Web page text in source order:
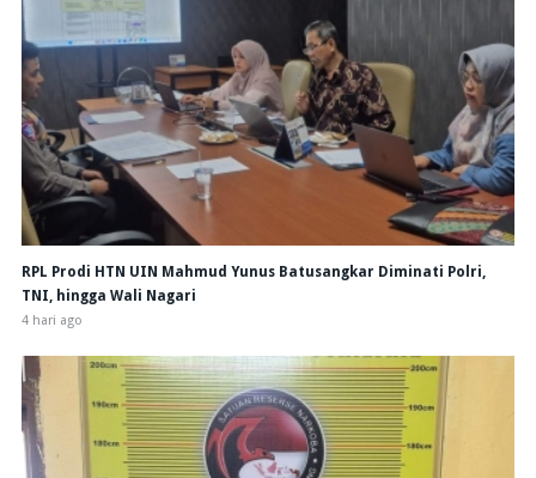
RPL Prodi HTN UIN Mahmud Yunus Batusangkar Diminati Polri,
TNI, hingga Wali Nagari
4 hari ago